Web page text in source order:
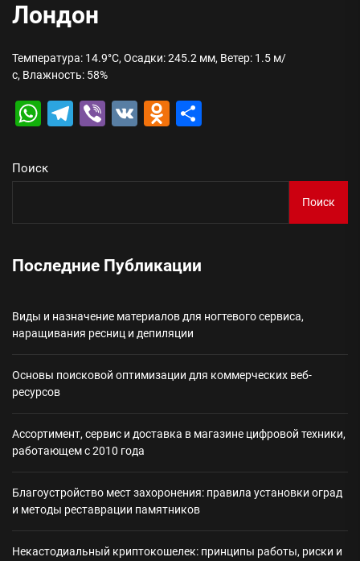
Лондон
Температура: 14.9°C, Осадки: 245.2 мм, Ветер: 1.5 м/
с, Влажность: 58%
WhatsApp
Telegram
Viber
VK Odnoklassniki
Поиск
Поиск
Последние Публикации
Виды и назначение материалов для ногтевого сервиса,
наращивания ресниц и депиляции
Основы поисковой оптимизации для коммерческих веб-
ресурсов
Ассортимент, сервис и доставка в магазине цифровой техники,
работающем с 2010 года
Благоустройство мест захоронения: правила установки оград
и методы реставрации памятников
Некастодиальный криптокошелек: принципы работы, риски и